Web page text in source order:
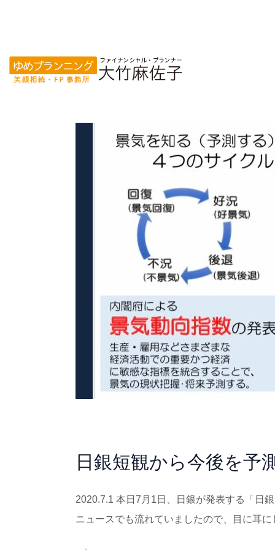
日銀短観から今後を予
2020.7.1 本日7月1日、日銀が発表する「日
ニュースでも流れていましたので、目に耳